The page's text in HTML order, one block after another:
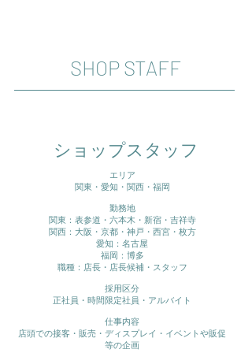
SHOP STAFF
ショップスタッフ
エリア
関東・愛知・関西・福岡
勤務地
関東：表参道・六本木・新宿・吉祥寺
関西：大阪・京都・神戸・西宮・枚方
愛知：名古屋
福岡：博多
職種：店長・店長候補・スタッフ
採用区分
正社員・時間限定社員・アルバイト
仕事内容
店頭での接客・販売・ディスプレイ・イベントや販促
等の企画